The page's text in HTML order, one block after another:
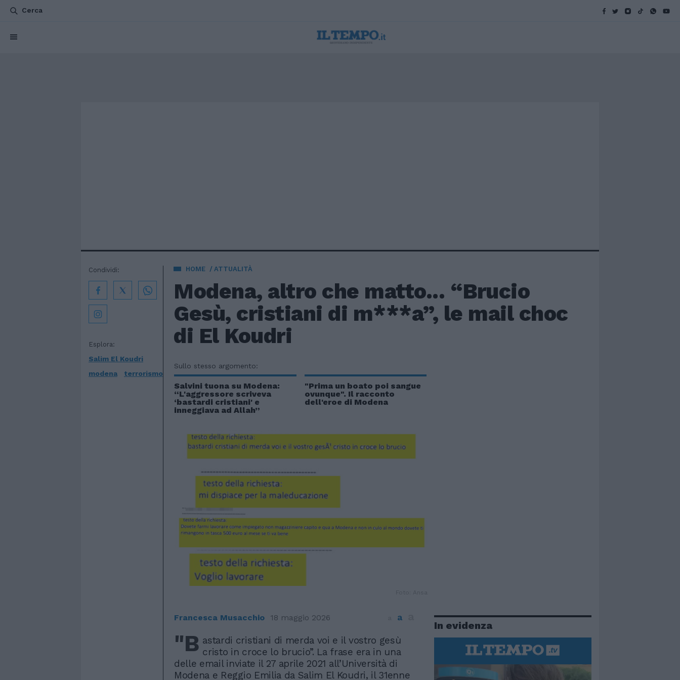
Cerca
HOME ATTUALITÀ
Modena, altro che matto... “Brucio
Gesù, cristiani di m***a”, le mail choc
di El Koudri
Esplora:
Salim El Koudri
modena
terrorismo
Condividi:
Sullo stesso argomento:
Salvini tuona su Modena:
“L'aggressore scriveva
‘bastardi cristiani' e
inneggiava ad Allah”
"Prima un boato poi sangue
ovunque". Il racconto
dell'eroe di Modena
Francesca Musacchio 18 maggio 2026 a
"B astardi cristiani di merda voi e il vostro gesù
cristo in croce lo brucio”. La frase era in una
delle email inviate il 27 aprile 2021 all’Università di
Modena e Reggio Emilia da Salim El Koudri, il 31enne
In evidenza